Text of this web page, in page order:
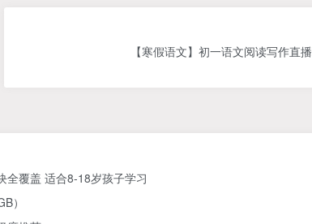
【寒假语文】初一语文阅读写作直播
全覆盖 适合8-18岁孩子学习
）